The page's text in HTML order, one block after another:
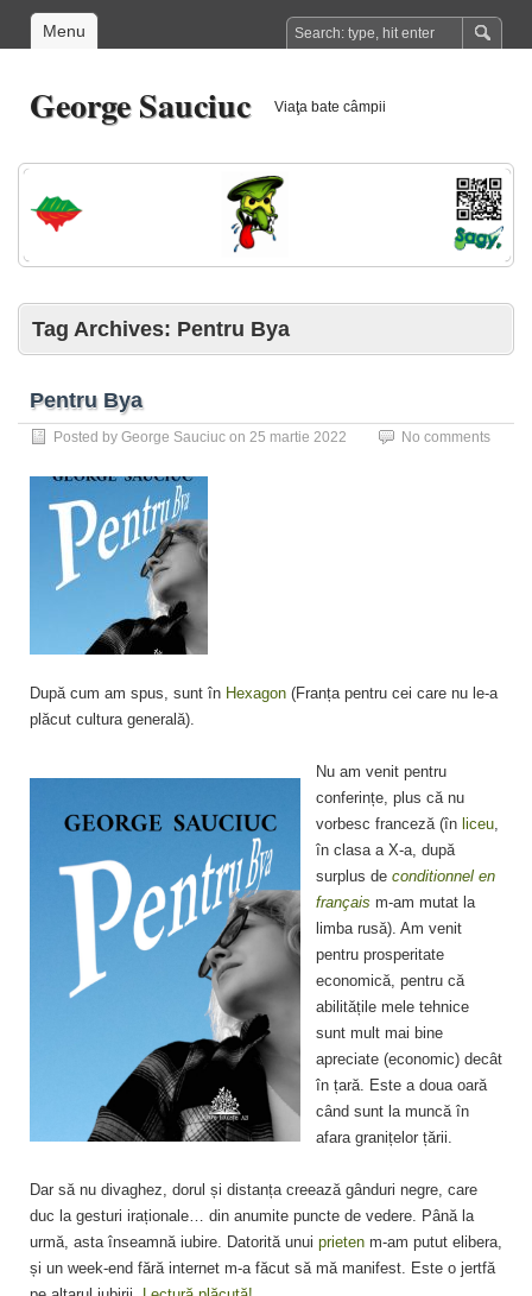
Menu
George Sauciuc Viaţa bate câmpii
Tag Archives: Pentru Bya
Pentru Bya
Posted by George Sauciuc on 25 martie 2022 No comments
După cum am spus, sunt în Hexagon (Franța pentru cei care nu le-a
plăcut cultura generală).
Nu am venit pentru
conferințe, plus că nu
vorbesc franceză (în liceu
în clasa a X-a, după
surplus de conditionnel en
français m-am mutat la
limba rusă). Am venit
pentru prosperitate
economică, pentru că
abilitățile mele tehnice
sunt mult mai bine
apreciate (economic) decât
în țară. Este a doua oară
când sunt la muncă în
afara granițelor țării.
Dar să nu divaghez, dorul și distanța creează gânduri negre, care
duc la gesturi iraționale… din anumite puncte de vedere. Până la
urmă, asta înseamnă iubire. Datorită unui prieten m-am putut elibera,
și un week-end fără internet m-a făcut să mă manifest. Este o jertfă